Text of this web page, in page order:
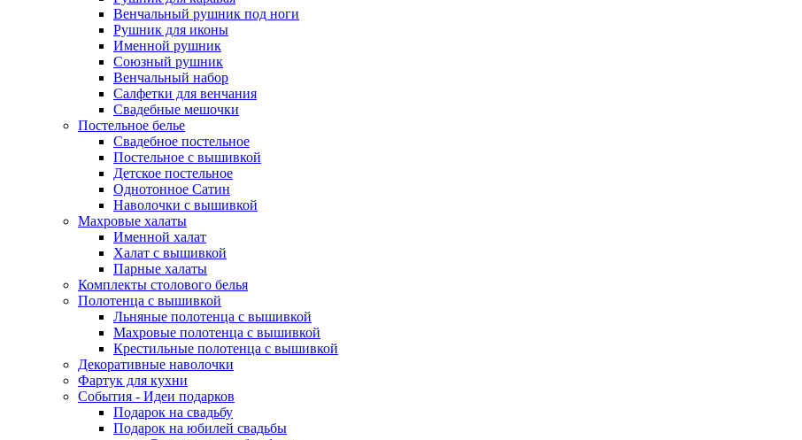
Венчальный рушник под ноги
Рушник для иконы
Именной рушник
Союзный рушник
Венчальный набор
Салфетки для венчания
Свадебные мешочки
Постельное белье
Свадебное постельное
Постельное с вышивкой
Детское постельное
Однотонное Сатин
Наволочки с вышивкой
Махровые халаты
Именной халат
Халат с вышивкой
Парные халаты
Комплекты столового белья
Полотенца с вышивкой
Льняные полотенца с вышивкой
Махровые полотенца с вышивкой
Крестильные полотенца с вышивкой
Декоративные наволочки
Фартук для кухни
События - Идеи подарков
Подарок на свадьбу
Подарок на юбилей свадьбы